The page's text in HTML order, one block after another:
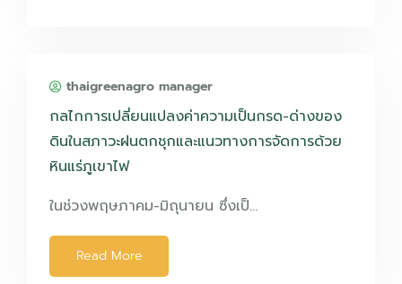
thaigreenagro manager
กลไกการเปลี่ยนแปลงค่าความเป็นกรด-ด่างของ
ดินในสภาวะฝนตกชุกและแนวทางการจัดการด้วย
หินแร่ภูเขาไฟ
ในช่วงพฤษภาคม-มิถุนายน ซึ่งเป็…
Read More